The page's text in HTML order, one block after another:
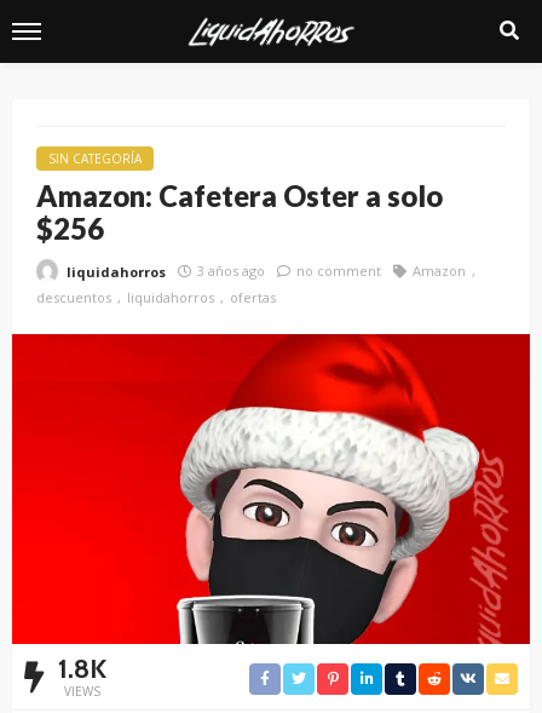
SIN CATEGORÍA
Amazon: Cafetera Oster a solo
$256
liquidahorros 3 años ago no comment
Amazon
descuentos
liquidahorros ofertas
1.8K
VIEWS